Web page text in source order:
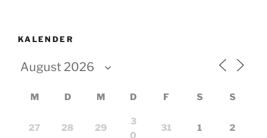
KALENDER
M D M D F S S
27 28 29
3
0
31 1 2